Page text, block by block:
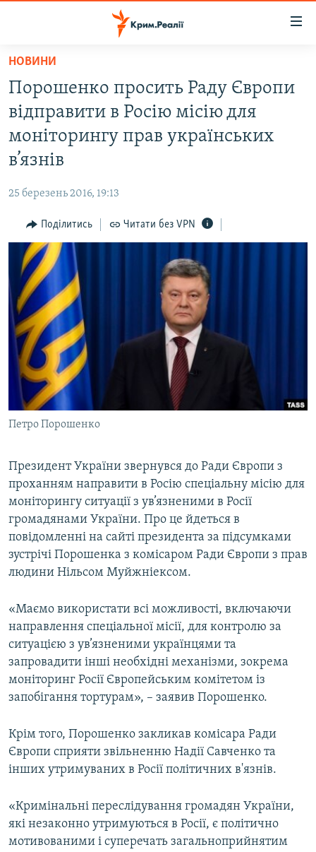
Перейти
основного
матеріалу
Перейти
до
основної
Перейти
пошуку
ВОДА.КРИМ
ВІДЕО ТА ФОТО
ПОЛІТИКА
ПОГЛЯД
ІНТЕРВ'Ю
ВСЕ ЗА ДЕНЬ
СПЕЦПРОЕКТИ
ДЕПОРТАЦІЯ
ВІДЕОУРОКИ «ELIFBE»
СВІДЧЕННЯ ОКУПАЦІЇ
УКРАЇНСЬКА ПРОБЛЕМА КРИМУ
ІНФОГРАФІКА
ЯК ОБІЙТИ БЛОКУВАННЯ
Русский
Qırımtatar
ДОЛУЧАЙСЯ!
Усі сайти RFE/RL
НОВИНИ
Порошенко просить Раду Європи
відправити в Росію місію для
моніторингу прав українських
в’язнів
25 березень 2016, 19:13
Поділитись Читати без VPN
Петро Порошенко
Президент України звернувся до Ради Європи з
проханням направити в Росію спеціальну місію для
моніторингу ситуації з ув’язненими в Росії
громадянами України. Про це йдеться в
повідомленні на сайті президента за підсумками
зустрічі Порошенка з комісаром Ради Європи з прав
людини Нільсом Муйжніексом.
«Маємо використати всі можливості, включаючи
направлення спеціальної місії, для контролю за
ситуацією з ув’язненими українцями та
запровадити інші необхідні механізми, зокрема
моніторинг Росії Європейським комітетом із
запобігання тортурам», – заявив Порошенко.
Крім того, Порошенко закликав комісара Ради
Європи сприяти звільненню Надії Савченко та
інших утримуваних в Росії політичних в'язнів.
«Кримінальні переслідування громадян України,
які незаконно утримуються в Росії, є політично
мотивованими і суперечать загальноприйнятим